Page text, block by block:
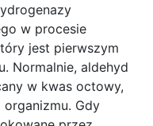
w procesie
jest pierwszym
Normalnie, aldehyd
w kwas octowy,
Gdy